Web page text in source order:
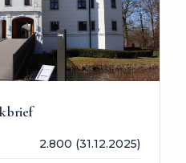
2.800 (31.12.2025)